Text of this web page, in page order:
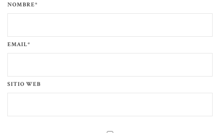
NOMBRE*
EMAIL*
SITIO WEB